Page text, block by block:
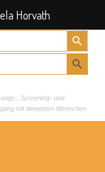
Search Button
Search Button
, Screening- und
mit dementen Menschen.
Horvath